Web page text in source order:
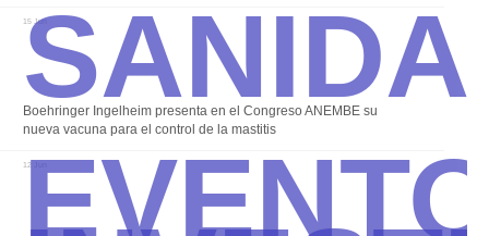
15 Jun
Boehringer Ingelheim presenta en el Congreso ANEMBE su
nueva vacuna para el control de la mastitis
12 Jun